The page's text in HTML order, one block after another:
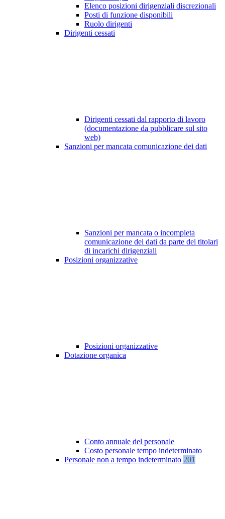
Elenco posizioni dirigenziali discrezionali
Posti di funzione disponibili
Ruolo dirigenti
Dirigenti cessati
Dirigenti cessati dal rapporto di lavoro
(documentazione da pubblicare sul sito
web)
Sanzioni per mancata comunicazione dei dati
Sanzioni per mancata o incompleta
comunicazione dei dati da parte dei titolari
di incarichi dirigenziali
Posizioni organizzative
Posizioni organizzative
Dotazione organica
Conto annuale del personale
Costo personale tempo indeterminato
Personale non a tempo indeterminato 201